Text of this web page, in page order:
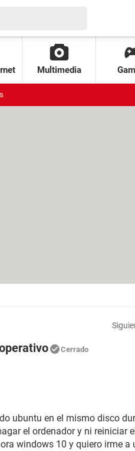
Multimedia
Cerrado
ubuntu en el mismo disco
el ordenador y ni reiniciar
windows 10 y quiero irme a